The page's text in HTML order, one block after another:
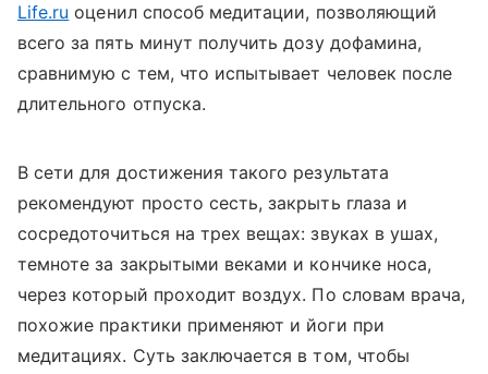
Life.ru оценил способ медитации, позволяющий
всего за пять минут получить дозу дофамина,
сравнимую с тем, что испытывает человек после
длительного отпуска.
В сети для достижения такого результата
рекомендуют просто сесть, закрыть глаза и
сосредоточиться на трех вещах: звуках в ушах,
темноте за закрытыми веками и кончике носа,
через который проходит воздух. По словам врача,
похожие практики применяют и йоги при
медитациях. Суть заключается в том, чтобы